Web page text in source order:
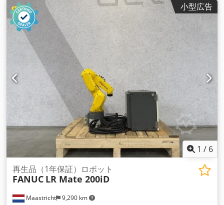
小型広告
1 / 6
Maastricht 9,290 km
再生品（1年保証）ロボット
FANUC LR Mate 200iD